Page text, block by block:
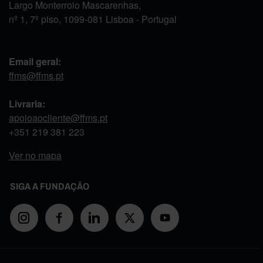
Largo Monterroio Mascarenhas,
nº 1, 7º piso, 1099-081 Lisboa - Portugal
Email geral:
ffms@ffms.pt
Livraria:
apoioaocliente@ffms.pt
+351 219 381 223
Ver no mapa
SIGA A FUNDAÇÃO